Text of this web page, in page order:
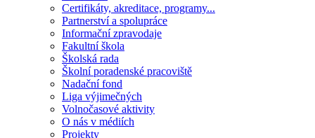
Certifikáty, akreditace, programy...
Partnerství a spolupráce
Informační zpravodaje
Fakultní škola
Školská rada
Školní poradenské pracoviště
Nadační fond
Liga výjimečných
Volnočasové aktivity
O nás v médiích
Projekty